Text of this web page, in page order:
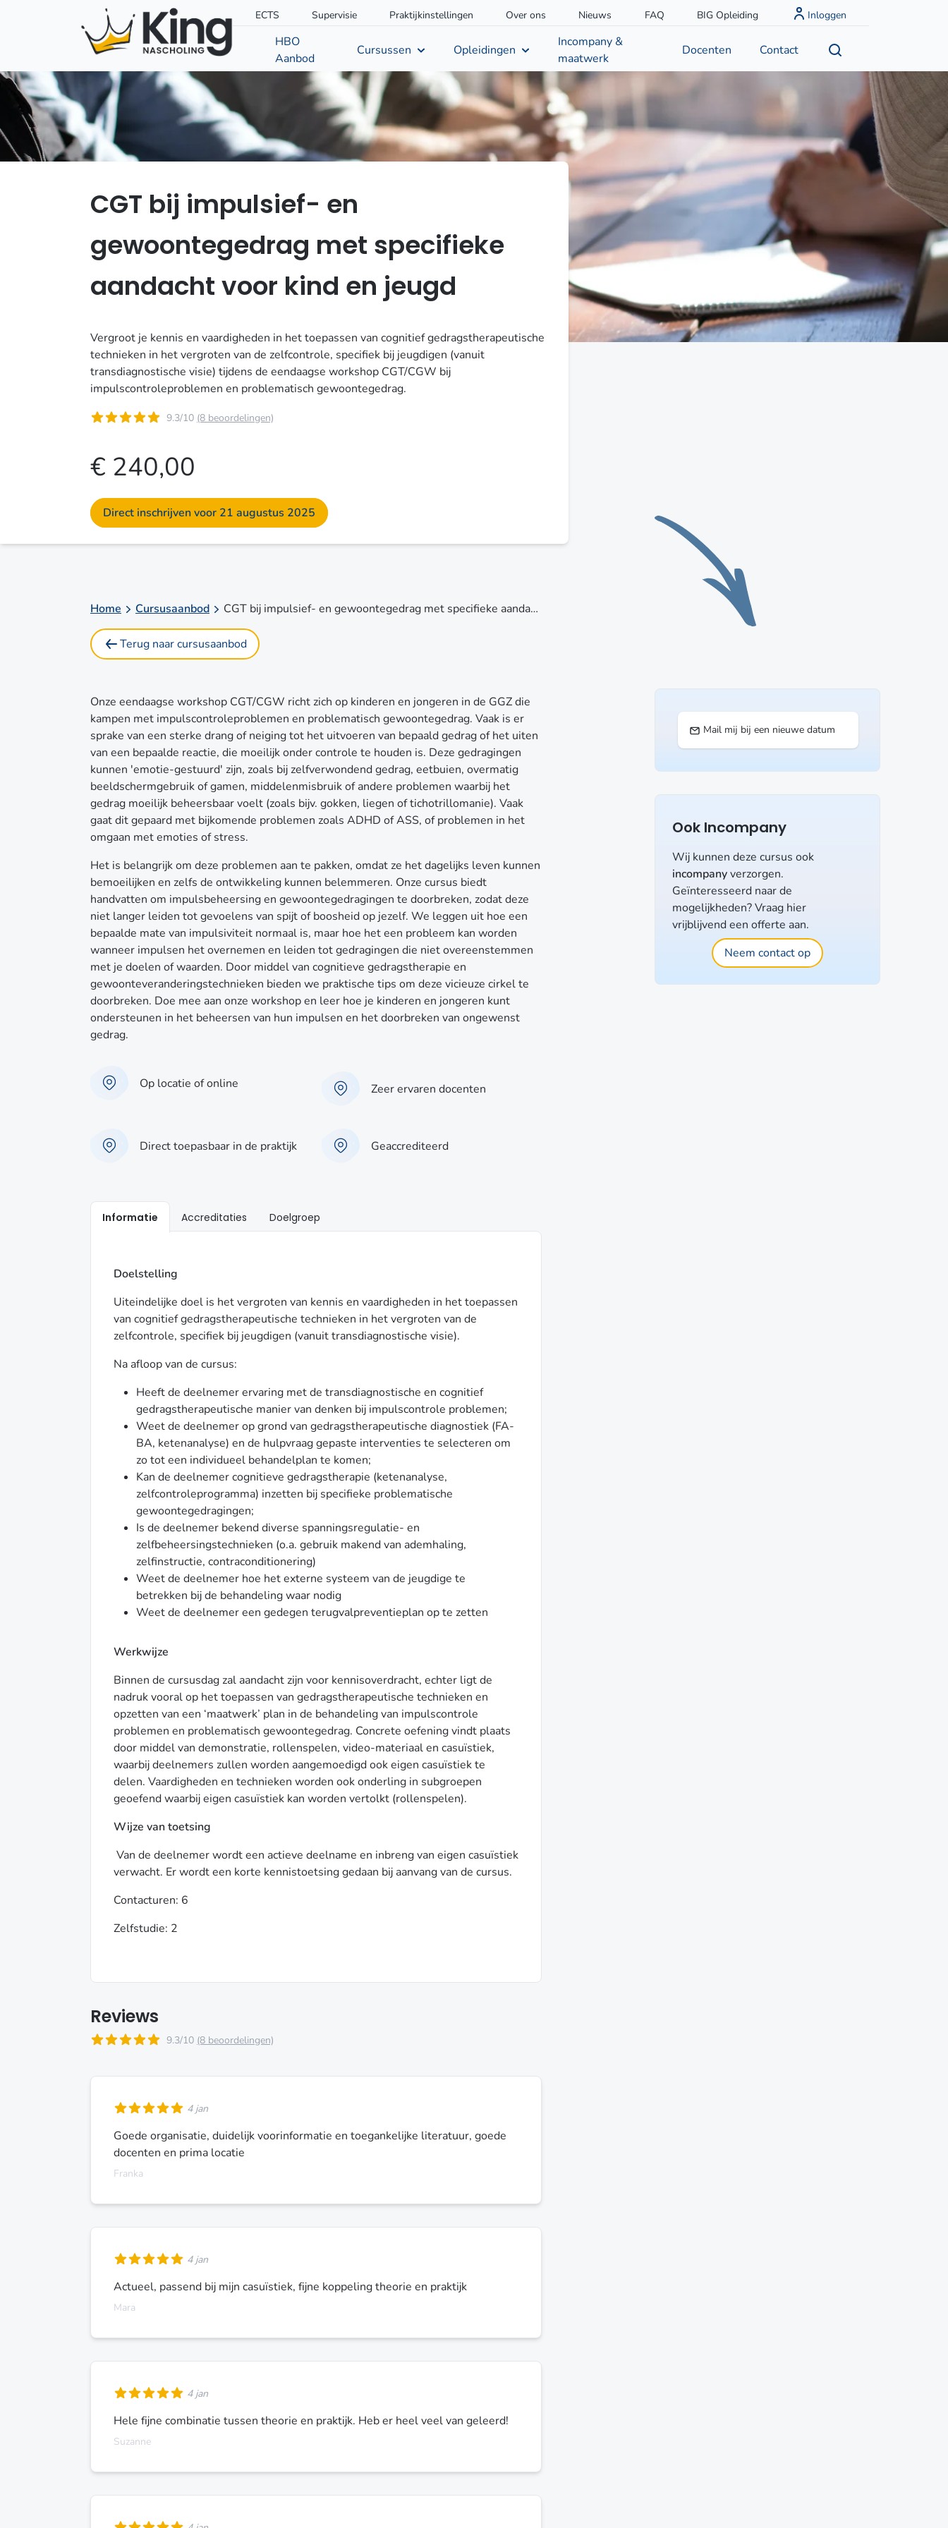
ECTS Supervisie Praktijkinstellingen Over ons Nieuws FAQ BIG Opleiding Inloggen
HBO
Aanbod
Cursussen Opleidingen
Incompany &
maatwerk
Docenten Contact
CGT bij impulsief- en
gewoontegedrag met specifieke
aandacht voor kind en jeugd
Vergroot je kennis en vaardigheden in het toepassen van cognitief gedragstherapeutische
technieken in het vergroten van de zelfcontrole, specifiek bij jeugdigen (vanuit
transdiagnostische visie) tijdens de eendaagse workshop CGT/CGW bij
impulscontroleproblemen en problematisch gewoontegedrag.
9.3/10 (8 beoordelingen)
€ 240,00
Direct inschrijven voor 21 augustus 2025
Home Cursusaanbod CGT bij impulsief- en gewoontegedrag met specifieke aandacht voor kind en jeugd
Terug naar cursusaanbod
Onze eendaagse workshop CGT/CGW richt zich op kinderen en jongeren in de GGZ die
kampen met impulscontroleproblemen en problematisch gewoontegedrag. Vaak is er
sprake van een sterke drang of neiging tot het uitvoeren van bepaald gedrag of het uiten
van een bepaalde reactie, die moeilijk onder controle te houden is. Deze gedragingen
kunnen 'emotie-gestuurd' zijn, zoals bij zelfverwondend gedrag, eetbuien, overmatig
beeldschermgebruik of gamen, middelenmisbruik of andere problemen waarbij het
gedrag moeilijk beheersbaar voelt (zoals bijv. gokken, liegen of tichotrillomanie). Vaak
gaat dit gepaard met bijkomende problemen zoals ADHD of ASS, of problemen in het
omgaan met emoties of stress.
Het is belangrijk om deze problemen aan te pakken, omdat ze het dagelijks leven kunnen
bemoeilijken en zelfs de ontwikkeling kunnen belemmeren. Onze cursus biedt
handvatten om impulsbeheersing en gewoontegedragingen te doorbreken, zodat deze
niet langer leiden tot gevoelens van spijt of boosheid op jezelf. We leggen uit hoe een
bepaalde mate van impulsiviteit normaal is, maar hoe het een probleem kan worden
wanneer impulsen het overnemen en leiden tot gedragingen die niet overeenstemmen
met je doelen of waarden. Door middel van cognitieve gedragstherapie en
gewoonteveranderingstechnieken bieden we praktische tips om deze vicieuze cirkel te
doorbreken. Doe mee aan onze workshop en leer hoe je kinderen en jongeren kunt
ondersteunen in het beheersen van hun impulsen en het doorbreken van ongewenst
gedrag.
Op locatie of online Zeer ervaren docenten
Direct toepasbaar in de praktijk Geaccrediteerd
Informatie Accreditaties Doelgroep
Doelstelling
Uiteindelijke doel is het vergroten van kennis en vaardigheden in het toepassen
van cognitief gedragstherapeutische technieken in het vergroten van de
zelfcontrole, specifiek bij jeugdigen (vanuit transdiagnostische visie).
Na afloop van de cursus:
Heeft de deelnemer ervaring met de transdiagnostische en cognitief
gedragstherapeutische manier van denken bij impulscontrole problemen;
Weet de deelnemer op grond van gedragstherapeutische diagnostiek (FA-
BA, ketenanalyse) en de hulpvraag gepaste interventies te selecteren om
zo tot een individueel behandelplan te komen;
Kan de deelnemer cognitieve gedragstherapie (ketenanalyse,
zelfcontroleprogramma) inzetten bij specifieke problematische
gewoontegedragingen;
Is de deelnemer bekend diverse spanningsregulatie- en
zelfbeheersingstechnieken (o.a. gebruik makend van ademhaling,
zelfinstructie, contraconditionering)
Weet de deelnemer hoe het externe systeem van de jeugdige te
betrekken bij de behandeling waar nodig
Weet de deelnemer een gedegen terugvalpreventieplan op te zetten
Werkwijze
Binnen de cursusdag zal aandacht zijn voor kennisoverdracht, echter ligt de
nadruk vooral op het toepassen van gedragstherapeutische technieken en
opzetten van een ‘maatwerk’ plan in de behandeling van impulscontrole
problemen en problematisch gewoontegedrag. Concrete oefening vindt plaats
door middel van demonstratie, rollenspelen, video-materiaal en casuïstiek,
waarbij deelnemers zullen worden aangemoedigd ook eigen casuïstiek te
delen. Vaardigheden en technieken worden ook onderling in subgroepen
geoefend waarbij eigen casuïstiek kan worden vertolkt (rollenspelen).
Wijze van toetsing
Van de deelnemer wordt een actieve deelname en inbreng van eigen casuïstiek
verwacht. Er wordt een korte kennistoetsing gedaan bij aanvang van de cursus.
Contacturen: 6
Zelfstudie: 2
Reviews
9.3/10 (8 beoordelingen)
4 jan
Goede organisatie, duidelijk voorinformatie en toegankelijke literatuur, goede
docenten en prima locatie
Franka
4 jan
Actueel, passend bij mijn casuïstiek, fijne koppeling theorie en praktijk
Mara
4 jan
Hele fijne combinatie tussen theorie en praktijk. Heb er heel veel van geleerd!
Suzanne
Mail mij bij een nieuwe datum
Ook Incompany
Wij kunnen deze cursus ook
incompanyverzorgen.
Geïnteresseerd naar de
mogelijkheden? Vraag hier
vrijblijvend een offerte aan.
Neem contact op